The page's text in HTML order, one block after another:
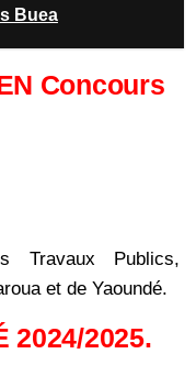
Buea
Concours
Travaux Publics,
et de Yaoundé.
2024/2025.